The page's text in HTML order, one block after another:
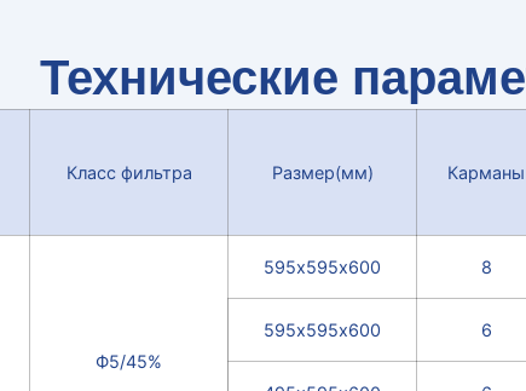
Технические
Класс фильтра Размер(мм) Карманы
Ф5/45%
595х595х600 8
595х595х600 6